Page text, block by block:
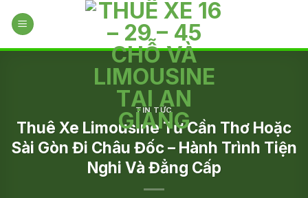
TIN TỨC
Thuê Xe Limousine Từ Cần Thơ Hoặc
Sài Gòn Đi Châu Đốc – Hành Trình Tiện
Nghi Và Đẳng Cấp